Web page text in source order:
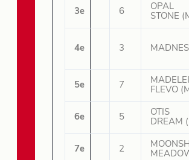
3e 6
OPAL
STONE
4e 3
5e 7
FLEVO
6e 5
OTIS
DREAM
7e 2